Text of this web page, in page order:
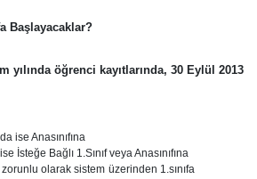
Başlayacaklar?
yılında öğrenci kayıtlarında, 30 Eylül 2013
ise Anasınıfına
İsteğe Bağlı 1.Sınıf veya Anasınıfına
olarak sistem üzerinden 1.sınıfa